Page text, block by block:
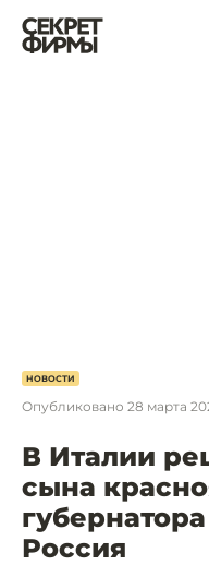
НОВОСТИ
Опубликовано 28 марта
В Италии
сына
Россия